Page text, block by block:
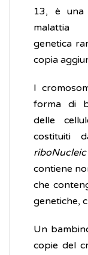
13, è una
malattia
genetica
copia
I
forma di
delle
costituiti
contiene
che
genetiche,
Un
copie del